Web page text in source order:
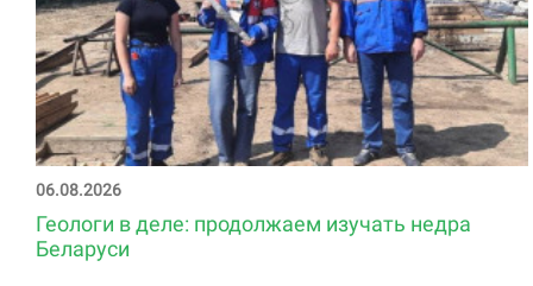
06.08.2026
Геологи в деле: продолжаем изучать недра
Беларуси